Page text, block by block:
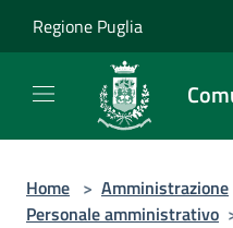
Regione Puglia
Home > Amministrazione
Personale amministrativo